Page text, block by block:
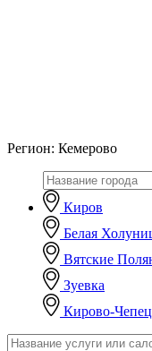
Регион: Кемерово
Киров
Белая
Вятские
Зуевка
Кирово-